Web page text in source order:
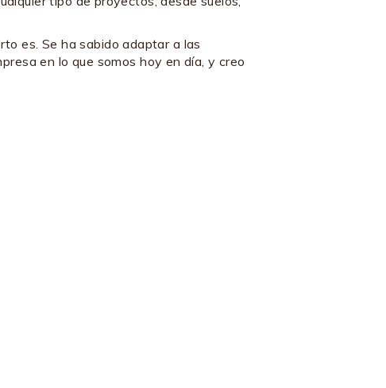
es. Se ha sabido adaptar a las
en lo que somos hoy en día, y creo